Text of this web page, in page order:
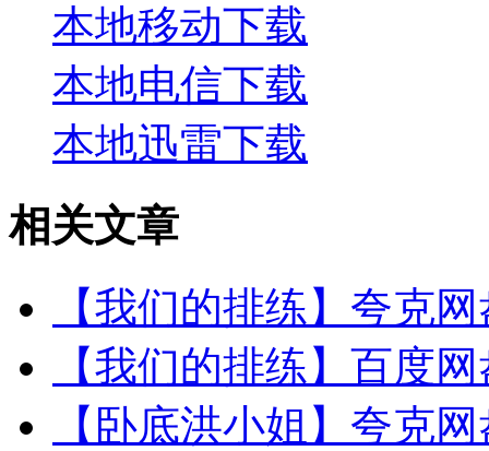
本地移动下载
本地电信下载
本地迅雷下载
相关文章
【我们的排练】夸克
【我们的排练】百度
【卧底洪小姐】夸克